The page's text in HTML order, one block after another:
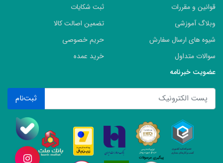
قوانین و مقررات
وبلاگ آموزشی
شیوه های ارسال سفارش
سوالات متداول
ثبت شکایات
تضمین اصالت کالا
حریم خصوصی
خرید عمده
عضویت خبرنامه
ثبت‌نام